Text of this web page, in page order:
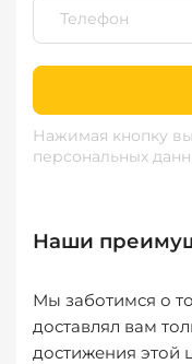
Нажимая кнопку
персональных
Наши
Мы заботимся о
доставлял вам
достижения этой